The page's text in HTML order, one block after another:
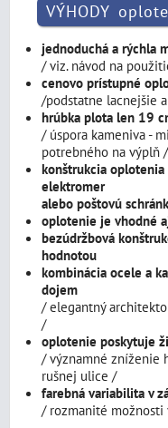
VÝHODY
jednoduchá a rýchla
/ viz. návod na
cenovo prístupné
/podstatne lacnejšie
hrúbka plota len 19
/ úspora kameniva -
potrebného na výplň /
konštrukcia
elektromer
alebo poštovú
oplotenie je vhodné
bezúdržbová
hodnotou
kombinácia ocele a
dojem
/ elegantný
/
oplotenie poskytuje
/ významné zníženie
rušnej ulice /
farebná variabilita v
/ rozmanité